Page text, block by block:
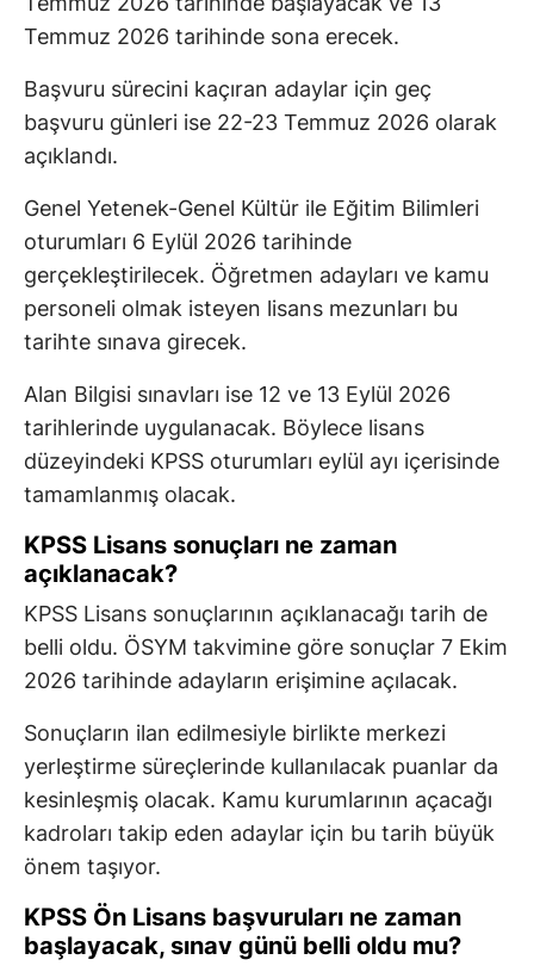
Temmuz 2026 tarihinde sona erecek.
Başvuru sürecini kaçıran adaylar için geç
başvuru günleri ise 22-23 Temmuz 2026 olarak
açıklandı.
Genel Yetenek-Genel Kültür ile Eğitim Bilimleri
oturumları 6 Eylül 2026 tarihinde
gerçekleştirilecek. Öğretmen adayları ve kamu
personeli olmak isteyen lisans mezunları bu
tarihte sınava girecek.
Alan Bilgisi sınavları ise 12 ve 13 Eylül 2026
tarihlerinde uygulanacak. Böylece lisans
düzeyindeki KPSS oturumları eylül ayı içerisinde
tamamlanmış olacak.
KPSS Lisans sonuçları ne zaman
açıklanacak?
KPSS Lisans sonuçlarının açıklanacağı tarih de
belli oldu. ÖSYM takvimine göre sonuçlar 7 Ekim
2026 tarihinde adayların erişimine açılacak.
Sonuçların ilan edilmesiyle birlikte merkezi
yerleştirme süreçlerinde kullanılacak puanlar da
kesinleşmiş olacak. Kamu kurumlarının açacağı
kadroları takip eden adaylar için bu tarih büyük
önem taşıyor.
KPSS Ön Lisans başvuruları ne zaman
başlayacak, sınav günü belli oldu mu?